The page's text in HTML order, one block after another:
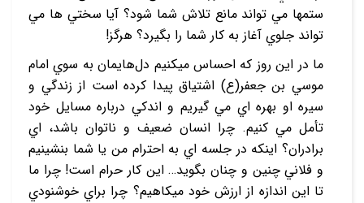
ستم‏ها مي ‏تواند مانع تلاش شما شود؟ آيا سختي ‏ها مي
‏تواند جلوي آغاز به کار شما را بگيرد؟ هرگز!
ما در اين روز که احساس مي‏کنيم دل‌هايمان به سوي امام
موسي بن جعفر(ع) اشتياق پيدا کرده است از زندگي و
سيره او بهره ‏اي مي‏ گيريم و اندکي درباره مسايل خود
تأمل مي‏ کنيم. چرا انسان ضعيف و ناتوان باشد، اي
برادران؟ اينکه در جلسه‏ اي به احترام من يا شما بنشينيم
و فلاني چنين و چنان بگويد… اين کار حرام است! چرا ما
تا اين اندازه از ارزش خود مي‏کاهيم؟ چرا براي خوشنودي